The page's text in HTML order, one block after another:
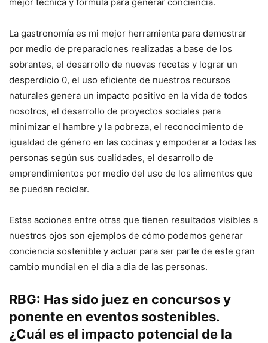
mejor técnica y fórmula para generar conciencia.
La gastronomía es mi mejor herramienta para demostrar
por medio de preparaciones realizadas a base de los
sobrantes, el desarrollo de nuevas recetas y lograr un
desperdicio 0, el uso eficiente de nuestros recursos
naturales genera un impacto positivo en la vida de todos
nosotros, el desarrollo de proyectos sociales para
minimizar el hambre y la pobreza, el reconocimiento de
igualdad de género en las cocinas y empoderar a todas las
personas según sus cualidades, el desarrollo de
emprendimientos por medio del uso de los alimentos que
se puedan reciclar.
Estas acciones entre otras que tienen resultados visibles a
nuestros ojos son ejemplos de cómo podemos generar
conciencia sostenible y actuar para ser parte de este gran
cambio mundial en el dia a dia de las personas.
RBG: Has sido juez en concursos y
ponente en eventos sostenibles.
¿Cuál es el impacto potencial de la